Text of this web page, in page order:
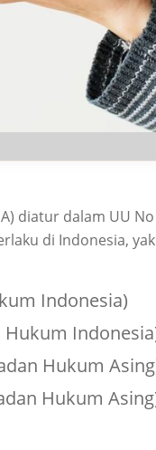
diatur dalam UU
di Indonesia,
Indonesia)
Hukum
Hukum
Hukum